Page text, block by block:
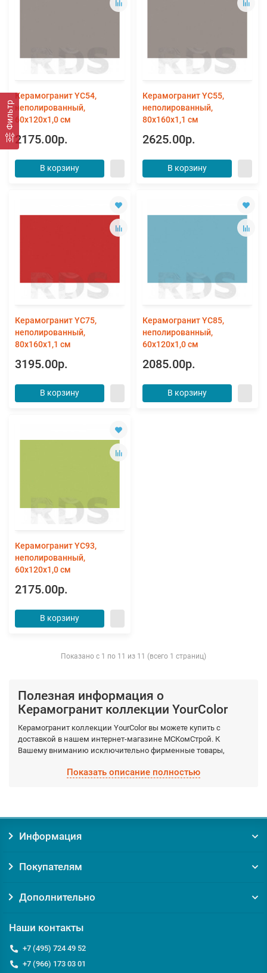
Фильтр
Керамогранит YC54,
неполированный,
60x120x1,0 см
2175.00р.
В корзину
Керамогранит YC55,
неполированный,
80x160x1,1 см
2625.00р.
В корзину
Керамогранит YC75,
неполированный,
80x160x1,1 см
3195.00р.
В корзину
Керамогранит YC85,
неполированный,
60x120x1,0 см
2085.00р.
В корзину
Керамогранит YC93,
неполированный,
60x120x1,0 см
2175.00р.
В корзину
Показано с 1 по 11 из 11 (всего 1 страниц)
Полезная информация о
Керамогранит коллекции YourColor
Керамогранит коллекции YourColor вы можете купить с
доставкой в нашем интернет-магазине МСКомСтрой. К
Вашему вниманию исключительно фирменные товары,
производятся фабрично из качественных материалов.
Заказывая товар Керамогранит коллекции YourColor у нас, вы
Уверенность в оригинальности товара. Мы против
Доставку по Москве от 0 руб;
курьером или транспортной компанией;
Показать описание полностью
Информация
Покупателям
Дополнительно
Наши контакты
+7 (495) 724 49 52
+7 (966) 173 03 01